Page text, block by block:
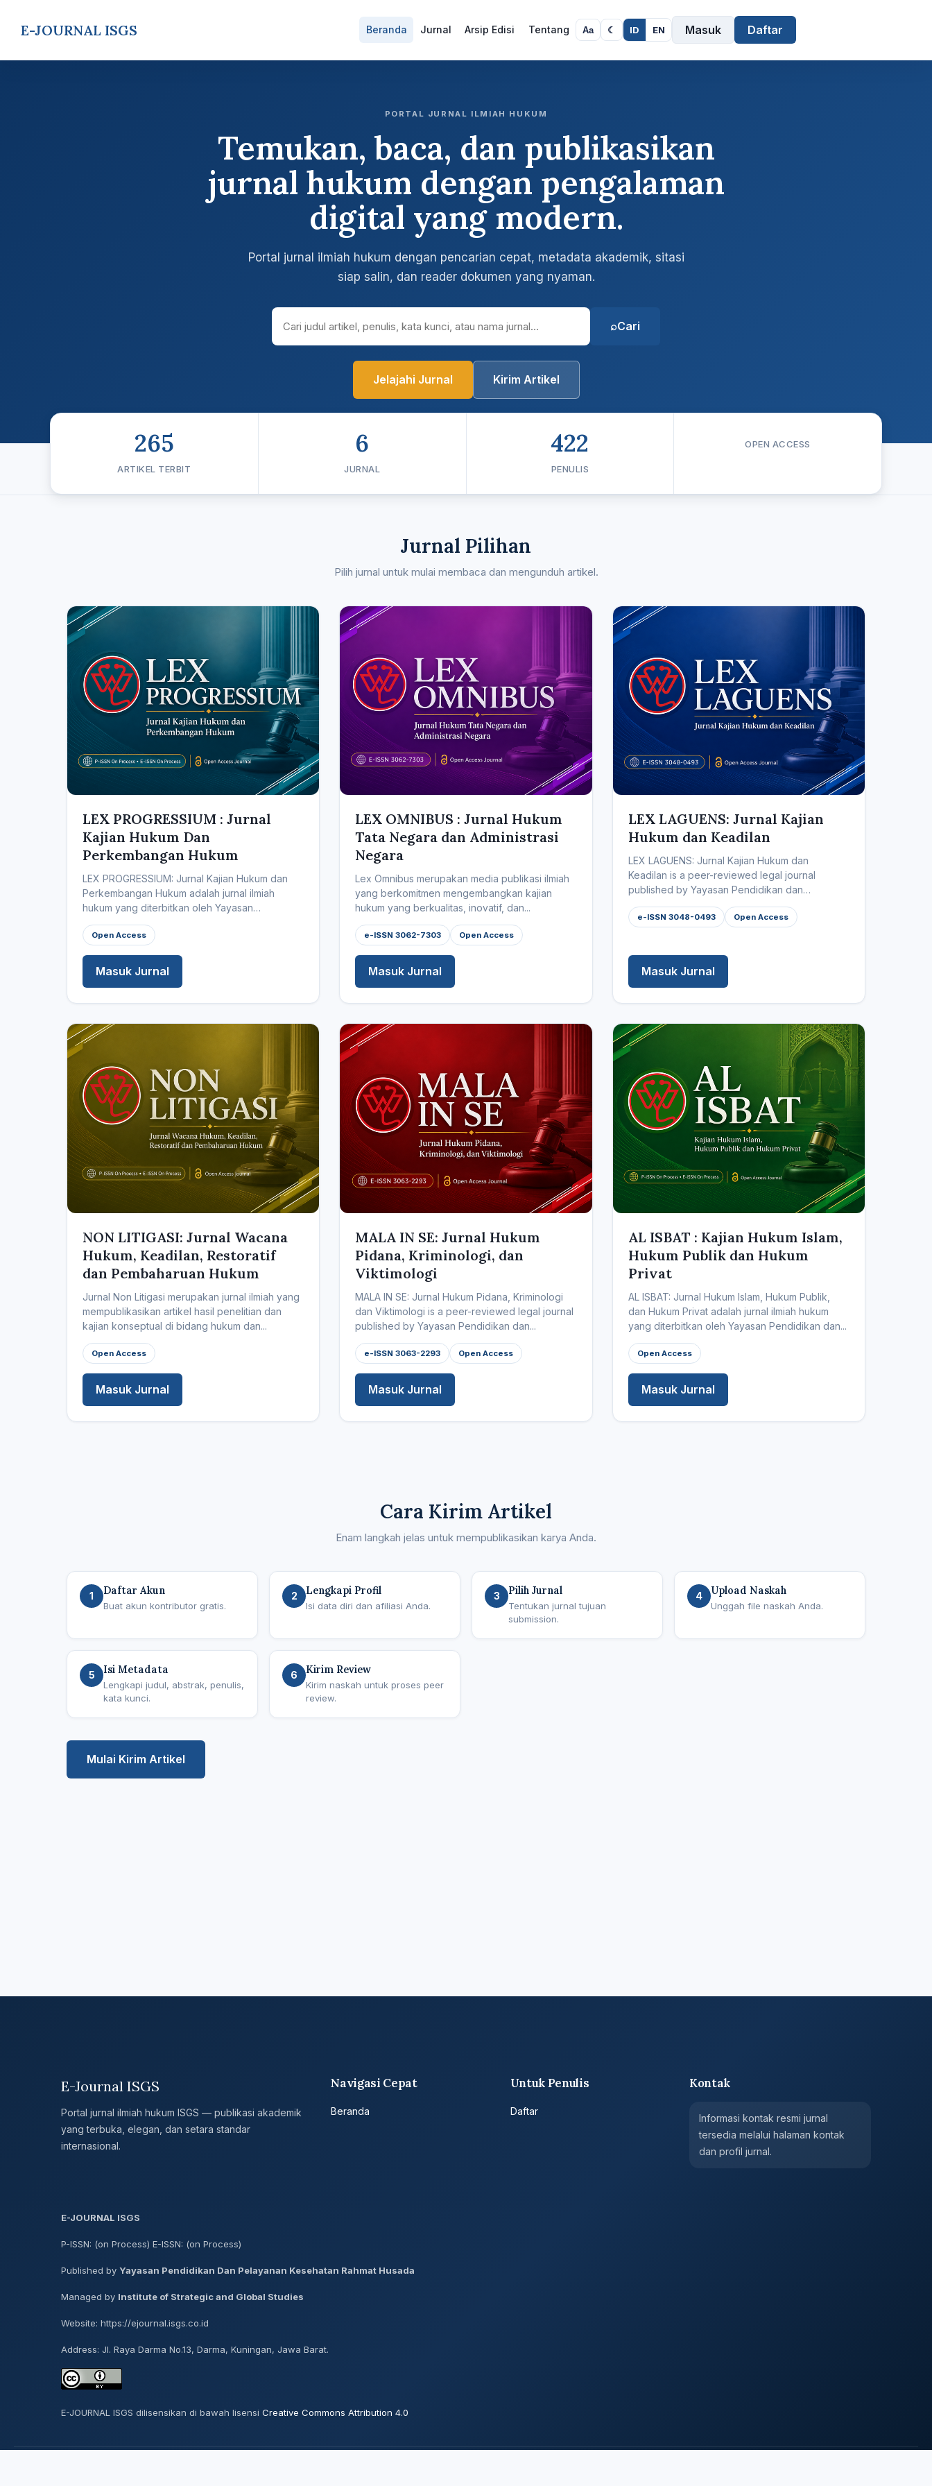
E-JOURNAL ISGS Beranda Jurnal Arsip Edisi Tentang Aa ☾ ID EN Masuk Daftar
PORTAL JURNAL ILMIAH HUKUM
Temukan, baca, dan publikasikan
jurnal hukum dengan pengalaman
digital yang modern.
Portal jurnal ilmiah hukum dengan pencarian cepat, metadata akademik, sitasi
siap salin, dan reader dokumen yang nyaman.
Cari
Jelajahi Jurnal Kirim Artikel
265
ARTIKEL TERBIT
6
JURNAL
422
PENULIS
OPEN ACCESS
Jurnal Pilihan
Pilih jurnal untuk mulai membaca dan mengunduh artikel.
LEX PROGRESSIUM : Jurnal
Kajian Hukum Dan
Perkembangan Hukum
LEX PROGRESSIUM: Jurnal Kajian Hukum dan
Perkembangan Hukum adalah jurnal ilmiah
hukum yang diterbitkan oleh Yayasan
Pendidikan dan...
Open Access
Masuk Jurnal
LEX OMNIBUS : Jurnal Hukum
Tata Negara dan Administrasi
Negara
Lex Omnibus merupakan media publikasi ilmiah
yang berkomitmen mengembangkan kajian
hukum yang berkualitas, inovatif, dan...
e-ISSN 3062-7303 Open Access
Masuk Jurnal
LEX LAGUENS: Jurnal Kajian
Hukum dan Keadilan
LEX LAGUENS: Jurnal Kajian Hukum dan
Keadilan is a peer-reviewed legal journal
published by Yayasan Pendidikan dan
Pelayanan Kesehatan...
e-ISSN 3048-0493 Open Access
Masuk Jurnal
NON LITIGASI: Jurnal Wacana
Hukum, Keadilan, Restoratif
dan Pembaharuan Hukum
Jurnal Non Litigasi merupakan jurnal ilmiah yang
mempublikasikan artikel hasil penelitian dan
kajian konseptual di bidang hukum dan...
Open Access
Masuk Jurnal
MALA IN SE: Jurnal Hukum
Pidana, Kriminologi, dan
Viktimologi
MALA IN SE: Jurnal Hukum Pidana, Kriminologi
dan Viktimologi is a peer-reviewed legal journal
published by Yayasan Pendidikan dan...
e-ISSN 3063-2293 Open Access
Masuk Jurnal
AL ISBAT : Kajian Hukum Islam,
Hukum Publik dan Hukum
Privat
AL ISBAT: Jurnal Hukum Islam, Hukum Publik,
dan Hukum Privat adalah jurnal ilmiah hukum
yang diterbitkan oleh Yayasan Pendidikan dan...
Open Access
Masuk Jurnal
Cara Kirim Artikel
Enam langkah jelas untuk mempublikasikan karya Anda.
1 Daftar Akun
Buat akun kontributor gratis.
2 Lengkapi Profil
Isi data diri dan afiliasi Anda.
3 Pilih Jurnal
Tentukan jurnal tujuan
submission.
4 Upload Naskah
Unggah file naskah Anda.
5 Isi Metadata
Lengkapi judul, abstrak, penulis,
kata kunci.
6 Kirim Review
Kirim naskah untuk proses peer
review.
Mulai Kirim Artikel
E-Journal ISGS
Portal jurnal ilmiah hukum ISGS — publikasi akademik
yang terbuka, elegan, dan setara standar
internasional.
Navigasi Cepat
Beranda
Untuk Penulis
Daftar
Kontak
Informasi kontak resmi jurnal
tersedia melalui halaman kontak
dan profil jurnal.
E-JOURNAL ISGS
P-ISSN: (on Process) E-ISSN: (on Process)
Published by Yayasan Pendidikan Dan Pelayanan Kesehatan Rahmat Husada
Managed by Institute of Strategic and Global Studies
Website: https://ejournal.isgs.co.id
Address: Jl. Raya Darma No.13, Darma, Kuningan, Jawa Barat.
E-JOURNAL ISGS dilisensikan di bawah lisensi Creative Commons Attribution 4.0